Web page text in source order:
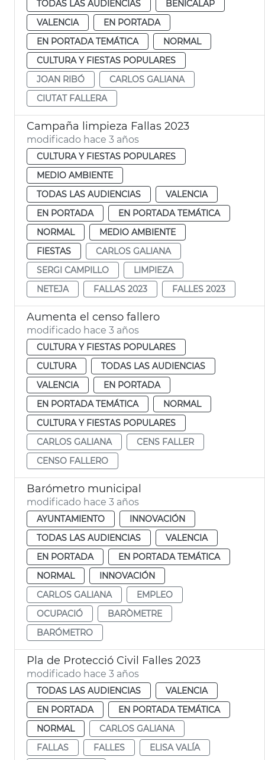
TODAS LAS AUDIENCIAS
BENICALAP
VALENCIA
EN PORTADA
EN PORTADA TEMÁTICA
NORMAL
CULTURA Y FIESTAS POPULARES
JOAN RIBÓ
CARLOS GALIANA
CIUTAT FALLERA
Campaña limpieza Fallas 2023
modificado hace 3 años
CULTURA Y FIESTAS POPULARES
MEDIO AMBIENTE
TODAS LAS AUDIENCIAS
VALENCIA
EN PORTADA
EN PORTADA TEMÁTICA
NORMAL
MEDIO AMBIENTE
FIESTAS
CARLOS GALIANA
SERGI CAMPILLO
LIMPIEZA
NETEJA
FALLAS 2023 FALLES 2023
Aumenta el censo fallero
modificado hace 3 años
CULTURA Y FIESTAS POPULARES
CULTURA
TODAS LAS AUDIENCIAS
VALENCIA
EN PORTADA
EN PORTADA TEMÁTICA
NORMAL
CULTURA Y FIESTAS POPULARES
CARLOS GALIANA
CENS FALLER
CENSO FALLERO
Barómetro municipal
modificado hace 3 años
AYUNTAMIENTO
INNOVACIÓN
TODAS LAS AUDIENCIAS
VALENCIA
EN PORTADA
EN PORTADA TEMÁTICA
NORMAL
INNOVACIÓN
CARLOS GALIANA
EMPLEO
OCUPACIÓ
BARÒMETRE
BARÓMETRO
Pla de Protecció Civil Falles 2023
modificado hace 3 años
TODAS LAS AUDIENCIAS
VALENCIA
EN PORTADA
EN PORTADA TEMÁTICA
NORMAL
CARLOS GALIANA
FALLAS
FALLES
ELISA VALÍA